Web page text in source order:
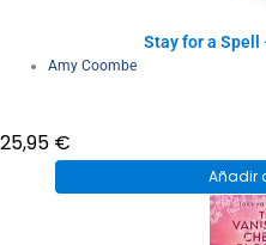
Stay for a Spell
Amy Coombe
25,95 €
Añadir